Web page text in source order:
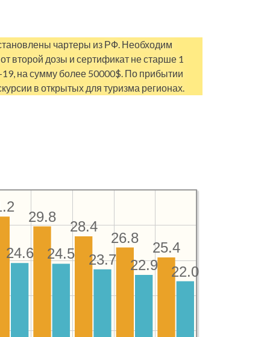
чартеры из РФ. Необходим
второй дозы и сертификат не старше 1
на сумму более 50000$. По прибытии
в открытых для туризма регионах.